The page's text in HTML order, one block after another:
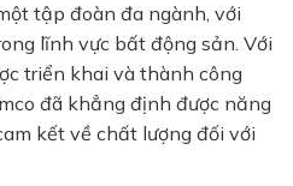
tập đoàn đa ngành, với
lĩnh vực bất động sản. Với
triển khai và thành công
đã khẳng định được năng
kết về chất lượng đối với